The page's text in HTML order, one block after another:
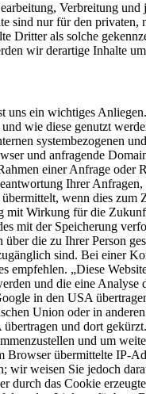
Verbreitung
sind nur für den privaten,
Dritter als solche
wir derartige Inhalte
uns ein wichtiges
wie diese genutzt
systembezogenen
und anfragende
einer Anfrage oder
Ihrer
wenn dies
mit Wirkung für die
mit der Speicherung
die zu Ihrer Person
sind. Bei einer
empfehlen. „Diese
und die eine Analyse
in den USA
Union oder in anderen
und dort
und um
übermittelte IP-
wir weisen Sie jedoch
durch das Cookie